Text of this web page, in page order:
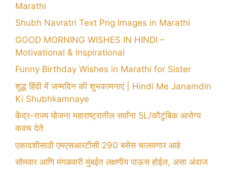
Marathi
Shubh Navratri Text Png Images in Marathi
GOOD MORNING WISHES IN HINDI –
Motivational & Inspirational
Funny Birthday Wishes in Marathi for Sister
शुद्ध हिंदी में जन्मदिन की शुभकामनाएं | Hindi Me Janamdin
Ki Shubhkamnaye
केंद्र-राज्य योजना महाराष्ट्रातील सर्वांना 5L/कौटुंबिक आरोग्य
कवच देते
एकादशीसाठी एमएसआरटीसी 290 बसेस चालवणार आहे
सोमवार आणि मंगळवारी मुंबईत लक्षणीय पाऊस होईल, असा अंदाज